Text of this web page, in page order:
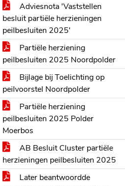
Adviesnota 'Vaststellen
besluit partiële herzieningen
peilbesluiten 2025'
Partiële herziening
peilbesluiten 2025 Noordpolder
Bijlage bij Toelichting op
peilvoorstel Noordpolder
Partiële herziening
peilbesluiten 2025 Polder
Moerbos
AB Besluit Cluster partiële
herzieningen peilbesluiten 2025
Later beantwoordde